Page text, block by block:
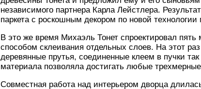
независимого партнера Карла Лейстлера.
паркета с роскошным декором по новой технологии
В это же время Михаэль Тонет спроектировал
способом склеивания отдельных слоев. На этот
деревянные прутья, соединенные клеем в пучки
материала позволяла достигать любые трехмерные
Совместная работа над интерьером дворца